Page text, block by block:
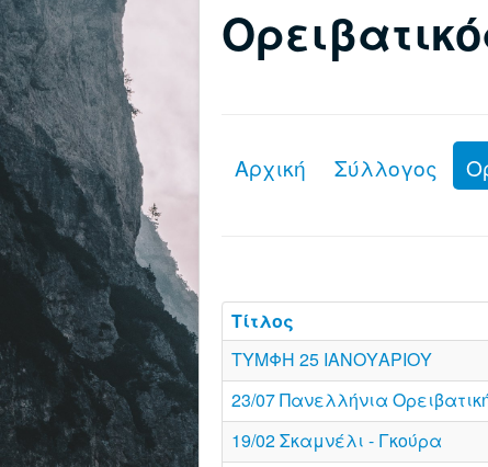
Αρχική Σύλλογος
Τίτλος
ΤΥΜΦΗ 25 ΙΑΝΟΥΑΡΙΟΥ
23/07 Πανελλήνια
19/02 Σκαμνέλι - Γκούρα